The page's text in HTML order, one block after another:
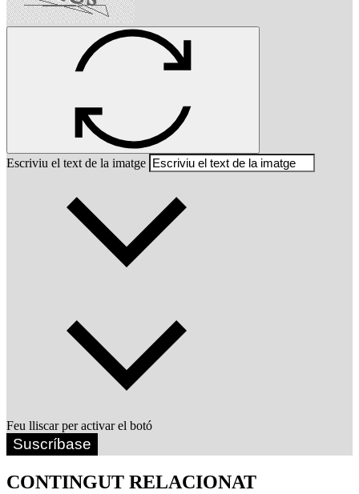
Escriviu el text de la imatge
Feu lliscar per activar el botó
Suscríbase
CONTINGUT RELACIONAT